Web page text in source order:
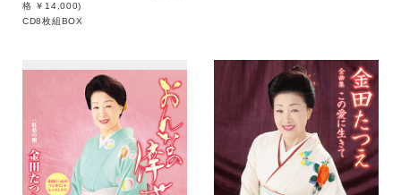
格 ￥14,000)
CD8枚組BOX